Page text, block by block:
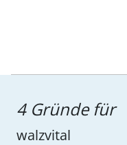
4 Gründe für
walzvital